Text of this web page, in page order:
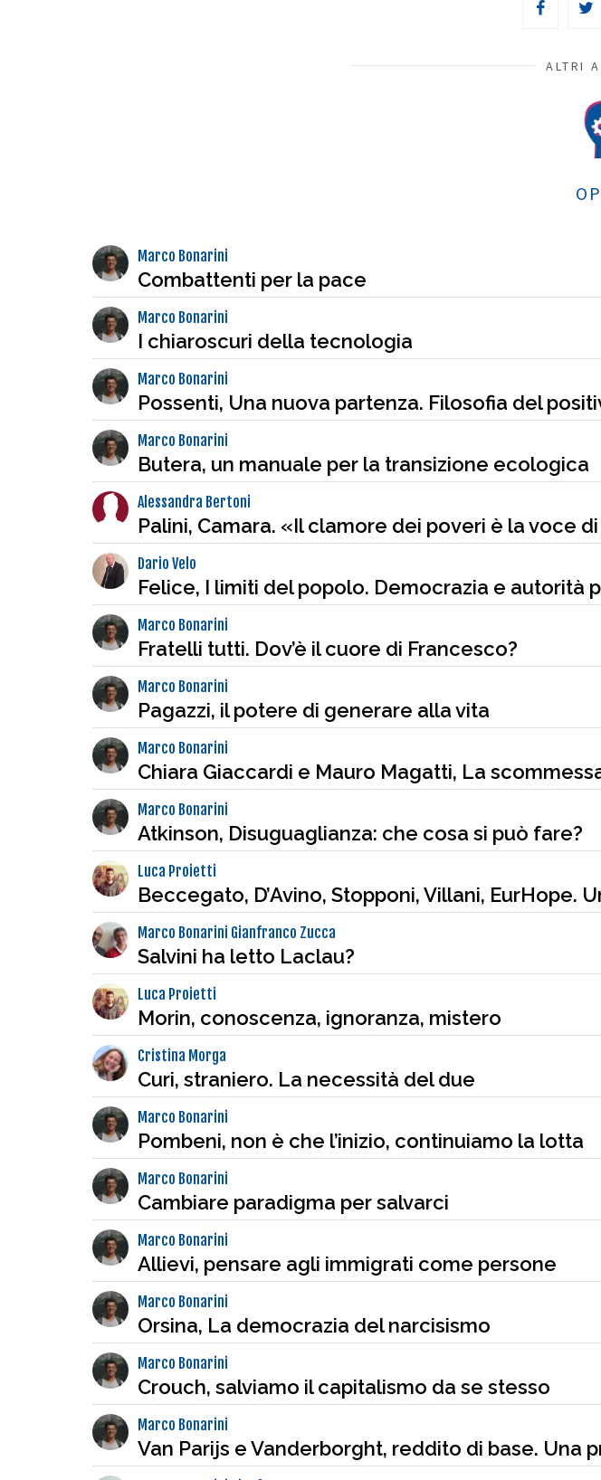
ALTRI
Marco Bonarini
Combattenti per la pace
Marco Bonarini
I chiaroscuri della tecnologia
Marco Bonarini
Possenti, Una nuova partenza. Filosofia del
Marco Bonarini
Butera, un manuale per la transizione ecologica
Alessandra Bertoni
Palini, Camara. «Il clamore dei poveri è la voce
Dario Velo
Felice, I limiti del popolo. Democrazia e autorità
Marco Bonarini
Fratelli tutti. Dov’è il cuore di Francesco?
Marco Bonarini
Pagazzi, il potere di generare alla vita
Marco Bonarini
Chiara Giaccardi e Mauro Magatti, La
Marco Bonarini
Atkinson, Disuguaglianza: che cosa si può fare?
Luca Proietti
Beccegato, D’Avino, Stopponi, Villani, EurHope.
Marco Bonarini Gianfranco Zucca
Salvini ha letto Laclau?
Luca Proietti
Morin, conoscenza, ignoranza, mistero
Cristina Morga
Curi, straniero. La necessità del due
Marco Bonarini
Pombeni, non è che l’inizio, continuiamo la lotta
Marco Bonarini
Cambiare paradigma per salvarci
Marco Bonarini
Allievi, pensare agli immigrati come persone
Marco Bonarini
Orsina, La democrazia del narcisismo
Marco Bonarini
Crouch, salviamo il capitalismo da se stesso
Marco Bonarini
Van Parijs e Vanderborght, reddito di base. Una